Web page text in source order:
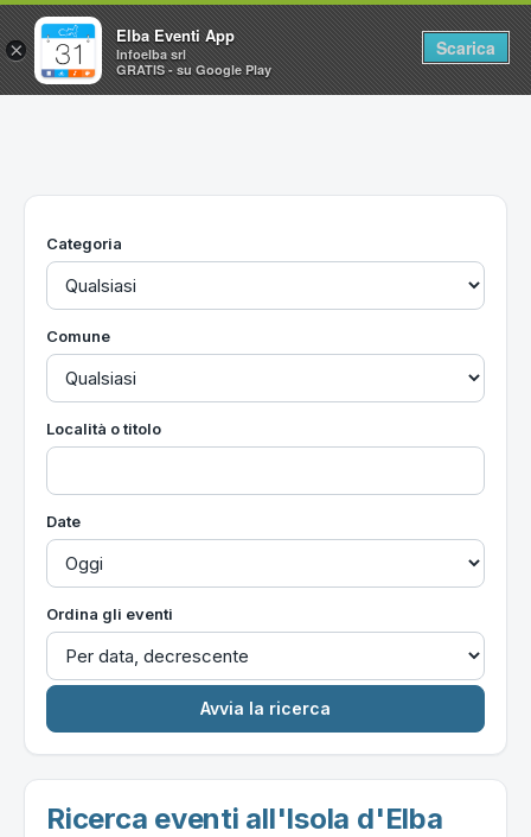
Home
Utilità
Categoria
Comune
Località o titolo
Date
Ordina gli eventi
Ricerca eventi all'Isola d'Elba
×
Elba Eventi App
Infoelba srl
GRATIS - su Google Play
Scarica